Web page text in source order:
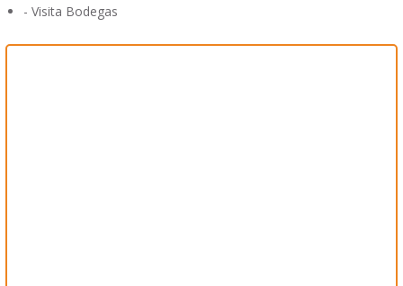
- Visita Bodegas